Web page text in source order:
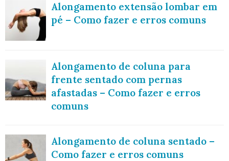
Alongamento extensão lombar em
pé – Como fazer e erros comuns
Alongamento de coluna para
frente sentado com pernas
afastadas – Como fazer e erros
comuns
Alongamento de coluna sentado –
Como fazer e erros comuns